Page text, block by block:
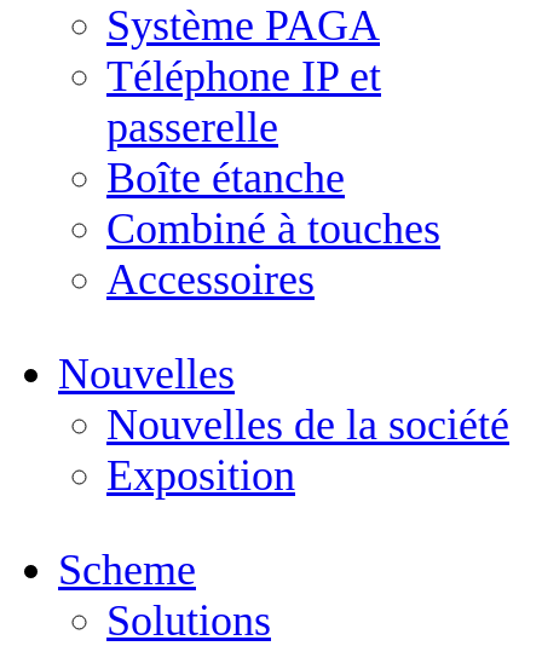
Système PAGA
Téléphone IP et
passerelle
Boîte étanche
Combiné à touches
Accessoires
Nouvelles
Nouvelles de la société
Exposition
Scheme
Solutions